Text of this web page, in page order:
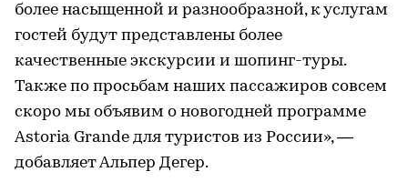
более насыщенной и разнообразной, к услугам
гостей будут представлены более
качественные экскурсии и шопинг-туры.
Также по просьбам наших пассажиров совсем
скоро мы объявим о новогодней программе
Astoria Grande для туристов из России», —
добавляет Альпер Дегер.